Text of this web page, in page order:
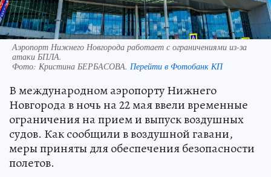
Аэропорт Нижнего Новгорода работает с ограничениями из-за
атаки БПЛА.
Фото: Кристина БЕРБАСОВА. Перейти в Фотобанк КП
В международном аэропорту Нижнего
Новгорода в ночь на 22 мая ввели временные
ограничения на прием и выпуск воздушных
судов. Как сообщили в воздушной гавани,
меры приняты для обеспечения безопасности
полетов.